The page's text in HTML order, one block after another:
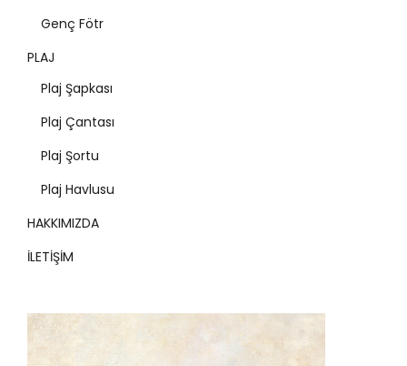
Genç Fötr
PLAJ
Plaj Şapkası
Plaj Çantası
Plaj Şortu
Plaj Havlusu
HAKKIMIZDA
İLETİŞİM